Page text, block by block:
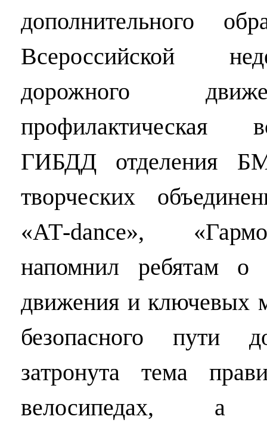
дополнительного
Всероссийской
дорожного
профилактическая
ГИБДД отделения
творческих
«АТ-dance»,
напомнил ребятам о
движения и ключевых
безопасного пути
затронута тема
велосипедах, а